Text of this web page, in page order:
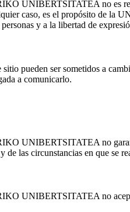
no es
caso, es el propósito
y a la libertad de
pueden ser sometidos a
a comunicarlo.
no
de las circunstancias en que se
no acepta